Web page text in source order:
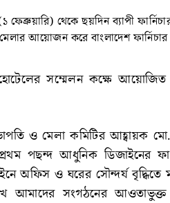
থেকে ছয়দিন ব্যাপী
আয়োজন করে বাংলাদেশ ফার্নিচার
সম্মেলন কক্ষে আয়োজিত
ও মেলা কমিটির আহ্বায়ক
পছন্দ আধুনিক ডিজাইনের
অফিস ও ঘরের সৌন্দর্য বৃদ্ধিতে
আমাদের সংগঠনের